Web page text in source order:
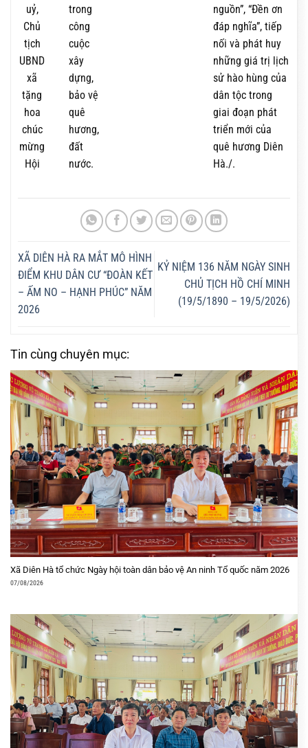
uỷ,
Chủ
tịch
UBND
xã
tặng
hoa
chúc
mừng
Hội
trong
công
cuộc
xây
dựng,
bảo vệ
quê
hương,
đất
nước.
nguồn”, “Đền ơn
đáp nghĩa”, tiếp
nối và phát huy
những giá trị lịch
sử hào hùng của
dân tộc trong
giai đoạn phát
triển mới của
quê hương Diên
Hà./.
XÃ DIÊN HÀ RA MẮT MÔ HÌNH
ĐIỂM KHU DÂN CƯ “ĐOÀN KẾT
– ẤM NO – HẠNH PHÚC” NĂM
2026
KỶ NIỆM 136 NĂM NGÀY SINH
CHỦ TỊCH HỒ CHÍ MINH
(19/5/1890 – 19/5/2026)
Tin cùng chuyên mục:
Xã Diên Hà tổ chức Ngày hội toàn dân bảo vệ An ninh Tổ quốc năm 2026
07/08/2026